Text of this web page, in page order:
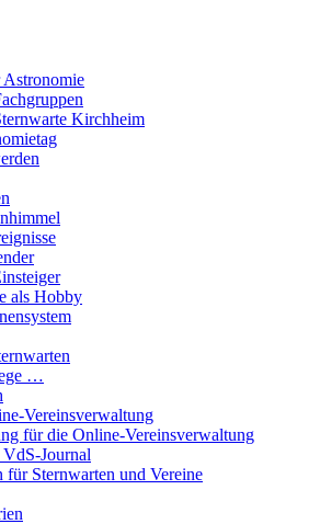
Kirchheim
als Hobby
…
Vereinsverwaltung
für die Online-Vereinsverwaltung
Journal
für Sternwarten und Vereine